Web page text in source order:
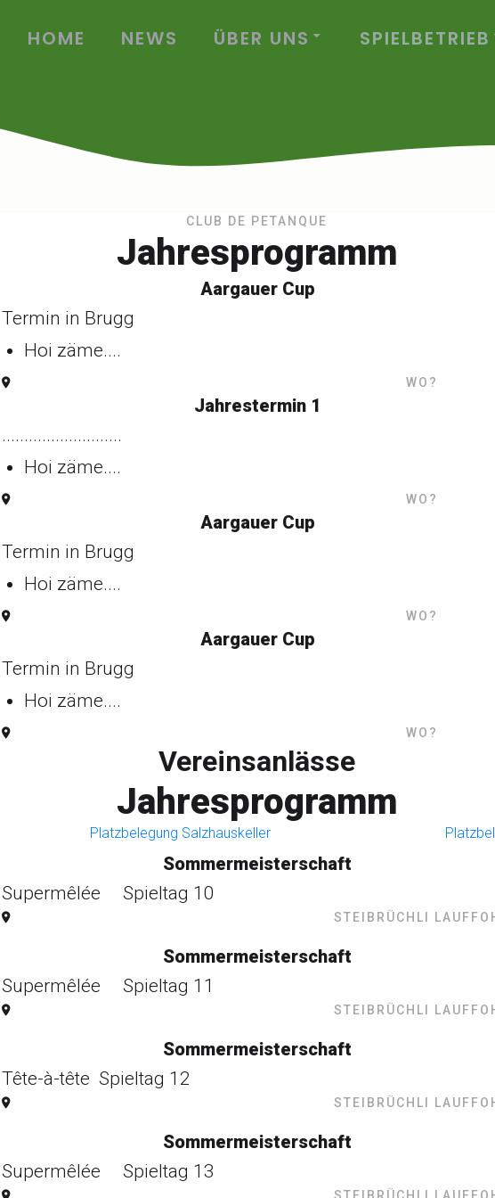
HOME NEWS ÜBER UNS SPIELBETRIEB
CLUB DE PETANQUE
Jahresprogramm
Aargauer Cup
Termin in Brugg
Hoi zäme....
WO?
Jahrestermin 1
...........................
Hoi zäme....
WO?
Aargauer Cup
Termin in Brugg
Hoi zäme....
WO?
Aargauer Cup
Termin in Brugg
Hoi zäme....
WO?
Vereinsanlässe
Jahresprogramm
Platzbelegung Salzhauskeller
Sommermeisterschaft
Supermêlée Spieltag 10
STEIBRÜCHLI
Sommermeisterschaft
Supermêlée Spieltag 11
STEIBRÜCHLI
Sommermeisterschaft
Tête-à-tête Spieltag 12
STEIBRÜCHLI
Sommermeisterschaft
Supermêlée Spieltag 13